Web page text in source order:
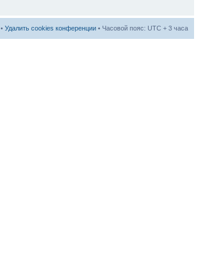
• Удалить cookies конференции • Часовой пояс: UTC + 3 часа